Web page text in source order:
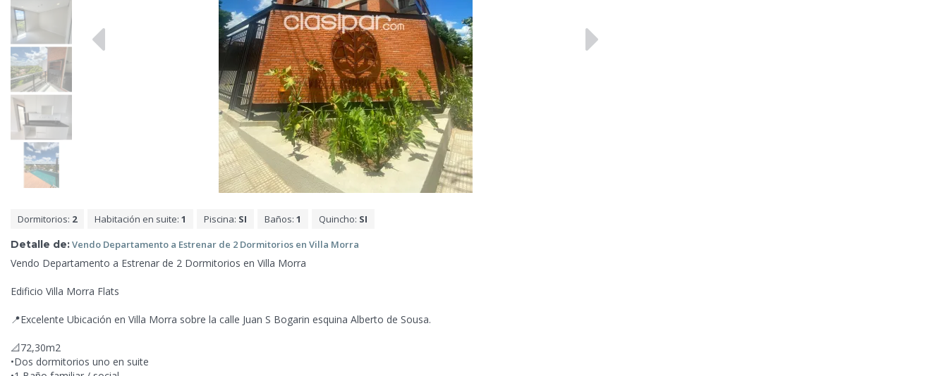
Dormitorios: 2 Habitación en suite: 1 Piscina: SI Baños: 1 Quincho: SI
Detalle de:Vendo Departamento a Estrenar de 2 Dormitorios en Villa Morra
Vendo Departamento a Estrenar de 2 Dormitorios en Villa Morra
Edificio Villa Morra Flats
📍Excelente Ubicación en Villa Morra sobre la calle Juan S Bogarin esquina Alberto de Sousa.
📐72,30m2
•Dos dormitorios uno en suite